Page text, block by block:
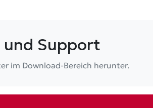
Support
im Download-Bereich herunter.